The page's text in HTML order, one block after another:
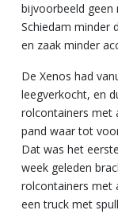
bijvoorbeeld geen
Schiedam minder
en zaak minder
De Xenos had
leegverkocht, en
rolcontainers met
pand waar tot
Dat was het
week geleden
rolcontainers met
een truck met